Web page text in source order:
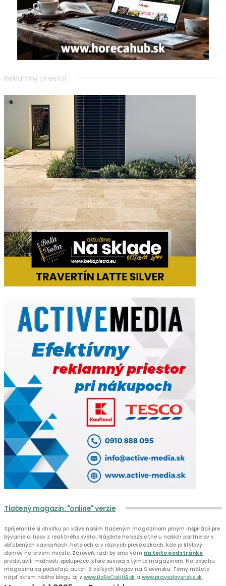
Reklamný priestor
Tlačený magazín: "online" verzie
Spríjemnite si chvíľku pri káve naším tlačeným magazínom plným inšpirácií pre
bývanie a tipov z realitného sveta. Nájdete ho bezplatne u našich partnerov v
obľúbených kaviarňach, hoteloch a v rôznych prevádzkach, kde je štýlový
domov na prvom mieste. Zároveň, radi by sme vám na tejto podstránke
predstavili možnosti spolupráce, ktoré súvisia s týmto magazínom. Na obsahu
magazínu sa podieľajú autori 3 veľkých blogov na Slovensku. Témy môžete
nájsť okrem nášho blogu aj z www.HoReCaHUB.sk a www.praveslovenske.sk.